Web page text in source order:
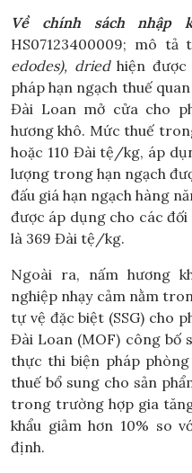
Về chính sách nhập
HS07123400009; mô tả
edodes), driedhiện được
pháp hạn ngạch thuế
Đài Loan mở cửa cho
hương khô. Mức thuế
hoặc 110 Đài tệ/kg, áp
lượng trong hạn ngạch
đấu giá hạn ngạch hàng
được áp dụng cho các
là 369 Đài tệ/kg.
Ngoài ra, nấm hương
nghiệp nhạy cảm nằm
tự vệ đặc biệt (SSG) cho
Đài Loan (MOF) công bố
thực thi biện pháp
thuế bổ sung cho sản
trong trường hợp gia
khẩu giảm hơn 10% so
định.